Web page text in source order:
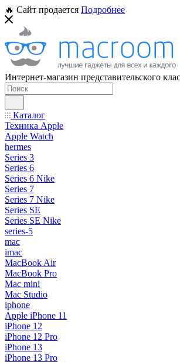
🔥 Сайт продается Подробнее
Интернет-магазин представительского
Каталог
Техника Apple
Apple Watch
hermes
Series 3
Series 6
Series 6 Nike
Series 7
Series 7 Nike
Series SE
Series SE Nike
series-5
mac
imac
MacBook Air
MacBook Pro
Mac mini
Mac Studio
iphone
Apple iPhone 11
iPhone 12
iPhone 12 Pro
iPhone 13
iPhone 13 Pro